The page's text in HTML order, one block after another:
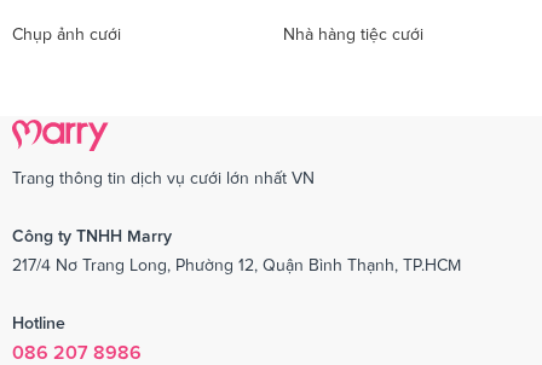
Chụp ảnh cưới Nhà hàng tiệc cưới
Trang thông tin dịch vụ cưới lớn nhất VN
Công ty TNHH Marry
217/4 Nơ Trang Long, Phường 12, Quận Bình Thạnh, TP.HCM
Hotline
086 207 8986